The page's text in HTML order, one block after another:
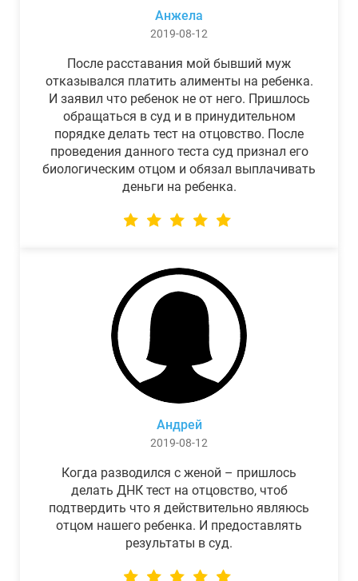
Анжела
2019-08-12
После расставания мой бывший муж
отказывался платить алименты на ребенка.
И заявил что ребенок не от него. Пришлось
обращаться в суд и в принудительном
порядке делать тест на отцовство. После
проведения данного теста суд признал его
биологическим отцом и обязал выплачивать
деньги на ребенка.
Андрей
2019-08-12
Когда разводился с женой – пришлось
делать ДНК тест на отцовство, чтоб
подтвердить что я действительно являюсь
отцом нашего ребенка. И предоставлять
результаты в суд.